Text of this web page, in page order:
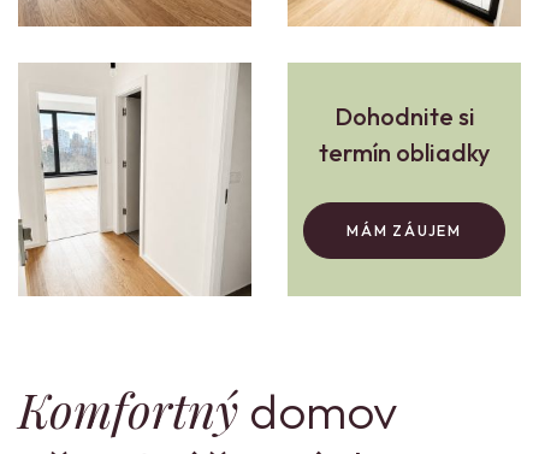
Dohodnite si
termín obliadky
MÁM ZÁUJEM
Komfortný domov